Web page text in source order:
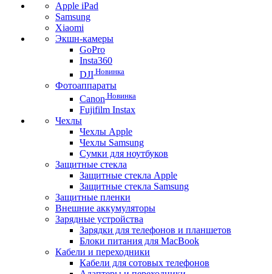
Apple iPad
Samsung
Xiaomi
Экшн-камеры
GoPro
Insta360
DJI Новинка
Фотоаппараты
Canon Новинка
Fujifilm Instax
Чехлы
Чехлы Apple
Чехлы Samsung
Сумки для ноутбуков
Защитные стекла
Защитные стекла Apple
Защитные стекла Samsung
Защитные пленки
Внешние аккумуляторы
Зарядные устройства
Зарядки для телефонов и планшетов
Блоки питания для MacBook
Кабели и переходники
Кабели для сотовых телефонов